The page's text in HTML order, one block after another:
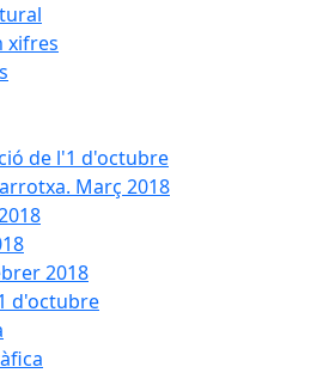
xifres
de l'1 d'octubre
Març 2018
2018
d'octubre